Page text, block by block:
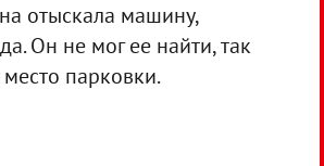
отыскала машину,
Он не мог ее найти, так
парковки.